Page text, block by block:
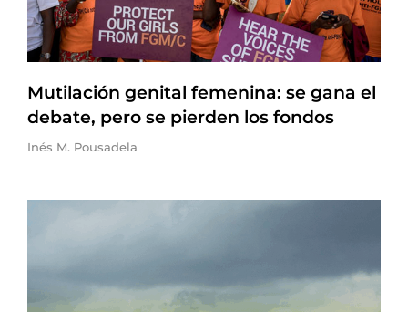
Mutilación genital femenina: se gana el
debate, pero se pierden los fondos
Inés M. Pousadela